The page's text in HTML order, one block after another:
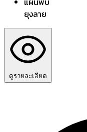
ยุงลาย
ดูรายละเอียด